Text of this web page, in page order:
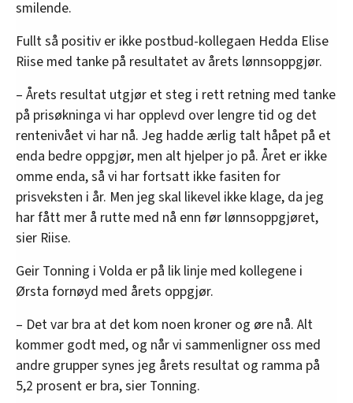
smilende.
Fullt så positiv er ikke postbud-kollegaen Hedda Elise
Riise med tanke på resultatet av årets lønnsoppgjør.
– Årets resultat utgjør et steg i rett retning med tanke
på prisøkninga vi har opplevd over lengre tid og det
rentenivået vi har nå. Jeg hadde ærlig talt håpet på et
enda bedre oppgjør, men alt hjelper jo på. Året er ikke
omme enda, så vi har fortsatt ikke fasiten for
prisveksten i år. Men jeg skal likevel ikke klage, da jeg
har fått mer å rutte med nå enn før lønnsoppgjøret,
sier Riise.
Geir Tonning i Volda er på lik linje med kollegene i
Ørsta fornøyd med årets oppgjør.
– Det var bra at det kom noen kroner og øre nå. Alt
kommer godt med, og når vi sammenligner oss med
andre grupper synes jeg årets resultat og ramma på
5,2 prosent er bra, sier Tonning.